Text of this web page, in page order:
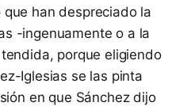
han despreciado la
-ingenuamente o a la
porque eligiendo
Iglesias se las pinta
en que Sánchez dijo